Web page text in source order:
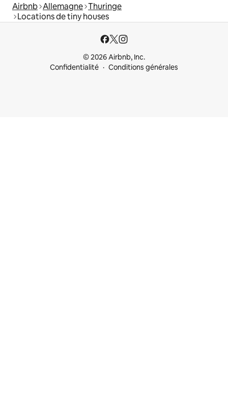
Airbnb Allemagne Thuringe
Locations de tiny houses
© 2026 Airbnb, Inc.
Confidentialité
Conditions générales